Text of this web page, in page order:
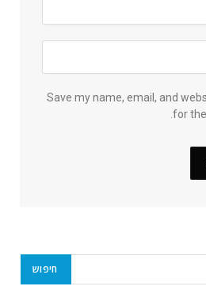
Save my name, email, and
for